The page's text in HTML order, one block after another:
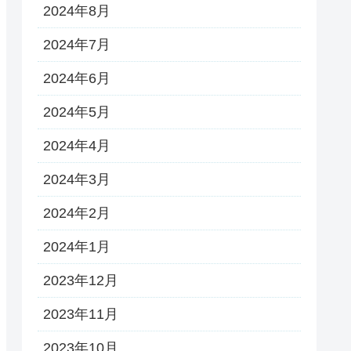
2024年8月
2024年7月
2024年6月
2024年5月
2024年4月
2024年3月
2024年2月
2024年1月
2023年12月
2023年11月
2023年10月